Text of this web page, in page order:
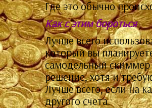
Где это обычно
Как с этим бороться
Лучше всего
который вы
самодельный скиммер
решение, хотя и
Лучше всего, если на
другого счета.